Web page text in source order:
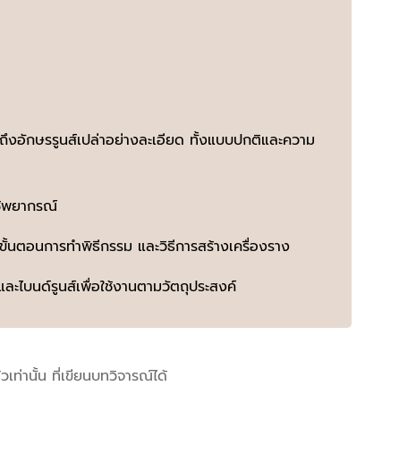
อักษรรูนส์เปล่าอย่างละเอียด ทั้งแบบปกติและความ
พยากรณ์
ตอนการทําพิธีกรรม และวิธีการสร้างเครื่องราง
ะไบนด์รูนส์เพื่อใช้งานตามวัตถุประสงค์
เท่านั้น ที่เขียนบทวิจารณ์ได้